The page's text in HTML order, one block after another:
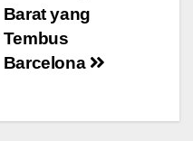
Barat yang
Tembus
Barcelona